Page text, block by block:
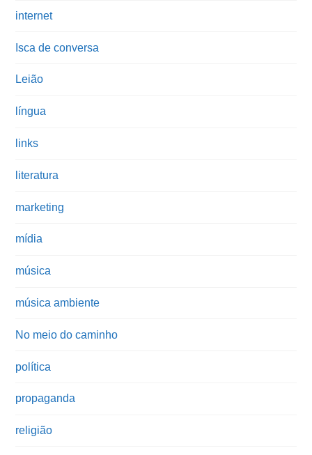
internet
Isca de conversa
Leião
língua
links
literatura
marketing
mídia
música
música ambiente
No meio do caminho
política
propaganda
religião